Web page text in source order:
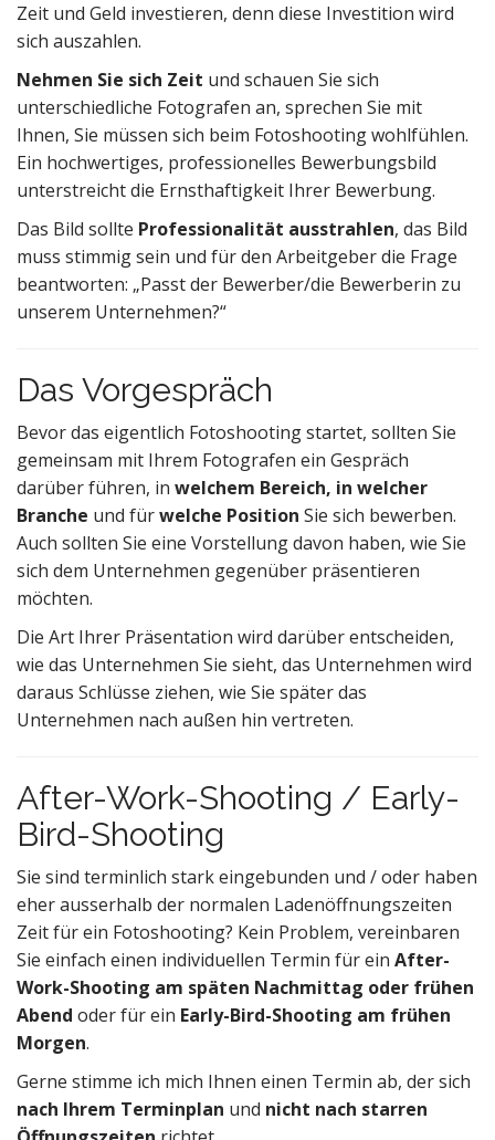
Zeit und Geld investieren, denn diese Investition wird
sich auszahlen.
Nehmen Sie sich Zeit und schauen Sie sich
unterschiedliche Fotografen an, sprechen Sie mit
Ihnen, Sie müssen sich beim Fotoshooting wohlfühlen.
Ein hochwertiges, professionelles Bewerbungsbild
unterstreicht die Ernsthaftigkeit Ihrer Bewerbung.
Das Bild sollte Professionalität ausstrahlen, das Bild
muss stimmig sein und für den Arbeitgeber die Frage
beantworten: „Passt der Bewerber/die Bewerberin zu
unserem Unternehmen?“
Das Vorgespräch
Bevor das eigentlich Fotoshooting startet, sollten Sie
gemeinsam mit Ihrem Fotografen ein Gespräch
darüber führen, in welchem Bereich, in welcher
Branche und fürwelche Position Sie sich bewerben.
Auch sollten Sie eine Vorstellung davon haben, wie Sie
sich dem Unternehmen gegenüber präsentieren
möchten.
Die Art Ihrer Präsentation wird darüber entscheiden,
wie das Unternehmen Sie sieht, das Unternehmen wird
daraus Schlüsse ziehen, wie Sie später das
Unternehmen nach außen hin vertreten.
After-Work-Shooting / Early-
Bird-Shooting
Sie sind terminlich stark eingebunden und / oder haben
eher ausserhalb der normalen Ladenöffnungszeiten
Zeit für ein Fotoshooting? Kein Problem, vereinbaren
Sie einfach einen individuellen Termin für ein After-
Work-Shooting am späten Nachmittag oder frühen
Abend oder für ein Early-Bird-Shooting am frühen
Morgen.
Gerne stimme ich mich Ihnen einen Termin ab, der sich
nach Ihrem Terminplan und nicht nach starren